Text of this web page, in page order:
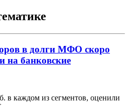
в долги МФО скоро
на банковские
в каждом из сегментов, оценили